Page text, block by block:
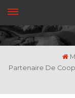
OBTENEZ
Partenaire De